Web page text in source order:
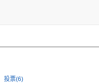
投票(6)